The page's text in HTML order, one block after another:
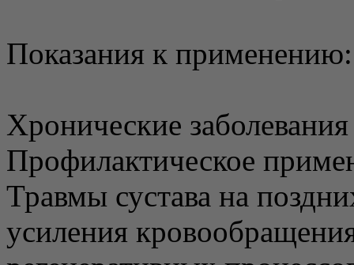
Показания к применению:
Хронические заболевания
Профилактическое
Травмы сустава на
усиления